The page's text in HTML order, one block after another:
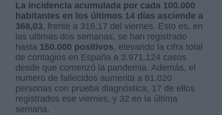
La incidencia acumulada por cada 100.000
habitantes en los últimos 14 días asciende a
368,03, frente a 316,17 del viernes. Esto es, en
las ultimas dos semanas, se han registrado
hasta 150.000 positivos, elevando la cifra total
de contagios en España a 3.971.124 casos
desde que comenzó la pandemia. Además, el
numero de fallecidos aumenta a 81.020
personas con prueba diagnóstica, 17 de ellos
registrados ese viernes, y 32 en la última
semana.